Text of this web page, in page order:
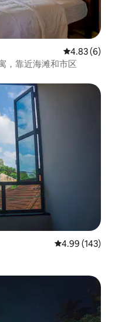
平均评分
4.83 (6)
，靠近海滩和市区
平均评分 4.99
4.99 (143)